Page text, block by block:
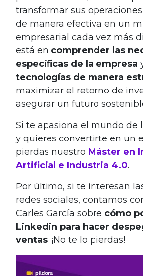
transformar sus
de manera efectiva en un
empresarial cada vez más
está en comprender las
específicas de la empresa
tecnologías de manera
maximizar el retorno de
asegurar un futuro
Si te apasiona el mundo de
y quieres convertirte en un
pierdas nuestro Máster en
Artificial e Industria 4.0.
Por último, si te interesan
redes sociales, contamos
Carles García sobre cómo
Linkedin para hacer
ventas. ¡No te lo pierdas!